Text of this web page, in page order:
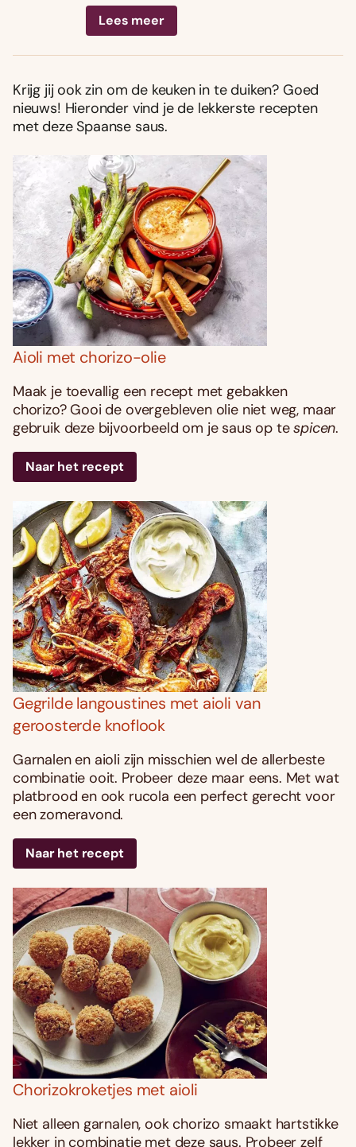
Lees meer
Krijg jij ook zin om de keuken in te duiken? Goed
nieuws! Hieronder vind je de lekkerste recepten
met deze Spaanse saus.
Aioli met chorizo-olie
Maak je toevallig een recept met gebakken
chorizo? Gooi de overgebleven olie niet weg, maar
gebruik deze bijvoorbeeld om je saus op tespicen.
Naar het recept
Gegrilde langoustines met aioli van
geroosterde knoflook
Garnalen en aioli zijn misschien wel de allerbeste
combinatie ooit. Probeer deze maar eens. Met wat
platbrood en ook rucola een perfect gerecht voor
een zomeravond.
Naar het recept
Chorizokroketjes met aioli
Niet alleen garnalen, ook chorizo smaakt hartstikke
lekker in combinatie met deze saus. Probeer zelf